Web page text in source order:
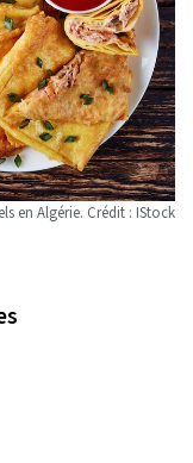
en Algérie. Crédit : IStock